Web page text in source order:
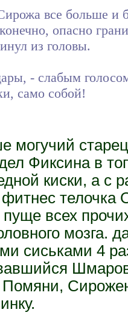
все больше и
опасно
из головы.
- слабым
само собой!
могучий
Фиксина в
киски, а с
телочка
всех
мозга.
сиськами 4
Помяни,